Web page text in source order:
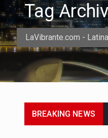
LaVibrante.com -
Tag
BREAKING NEWS